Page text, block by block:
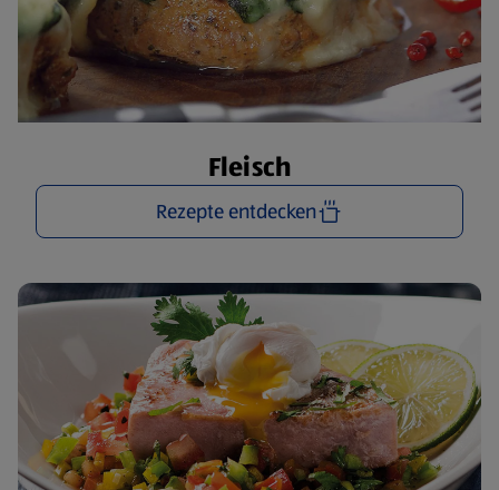
Fleisch
Rezepte entdecken